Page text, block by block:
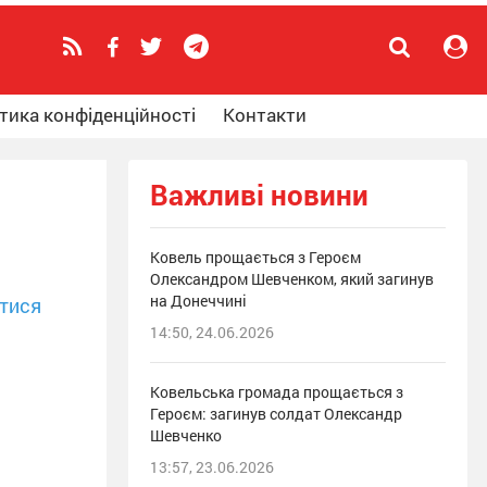
конфіденційності Контакти
Важливі новини
Ковель прощається з Героєм
Олександром Шевченком, який загинув
на Донеччині
14:50, 24.06.2026
Ковельська громада прощається з
Героєм: загинув солдат Олександр
Шевченко
13:57, 23.06.2026